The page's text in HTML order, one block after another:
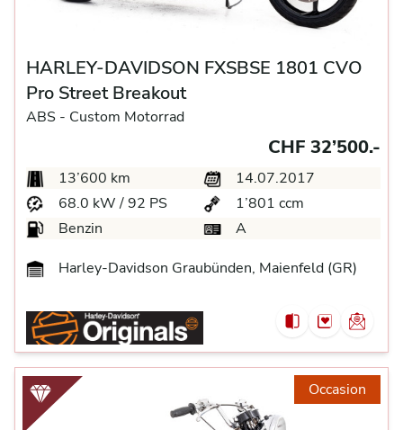
HARLEY-DAVIDSON FXSBSE 1801 CVO
Pro Street Breakout
ABS - Custom Motorrad
CHF 32’500.-
13’600 km
14.07.2017
68.0 kW / 92 PS
1’801 ccm
Benzin
A
Harley-Davidson Graubünden, Maienfeld (GR)
Occasion